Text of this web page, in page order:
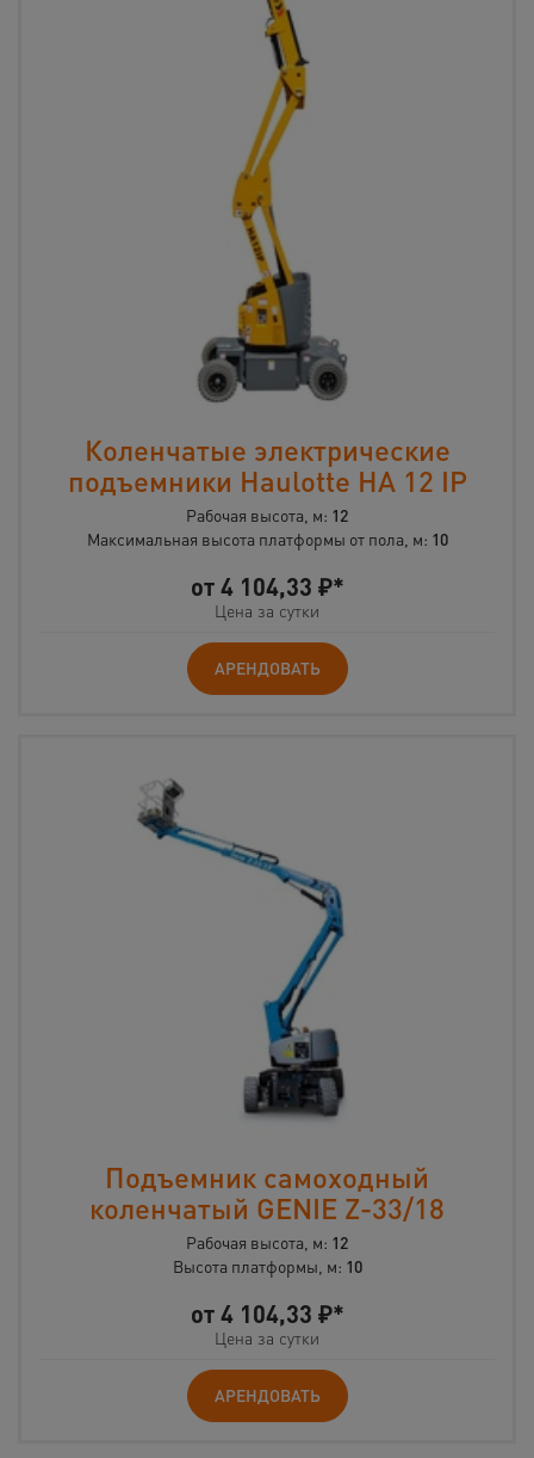
Коленчатые электрические
подъемники Haulotte HA 12 IP
Рабочая высота, м: 12
Максимальная высота платформы от пола, м: 10
от4 104,33 ₽*
Цена за сутки
АРЕНДОВАТЬ
Подъемник самоходный
коленчатый GENIE Z-33/18
Рабочая высота, м: 12
Высота платформы, м: 10
от4 104,33 ₽*
Цена за сутки
АРЕНДОВАТЬ